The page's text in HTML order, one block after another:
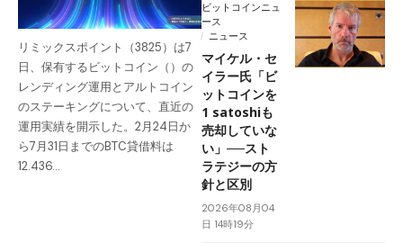
リミックスポイント（3825）は7
日、保有するビットコイン（）の
レンディング運用とアルトコイン
のステーキングについて、直近の
運用実績を開示した。2月24日か
ら7月31日までのBTC貸借料は
12.436…
ビットコインニュ
ース
ニュース
マイケル・セ
イラー氏「ビ
ットコインを
1 satoshiも
売却していな
い」──スト
ラテジーの方
針と区別
2026年08月04
日 14時19分